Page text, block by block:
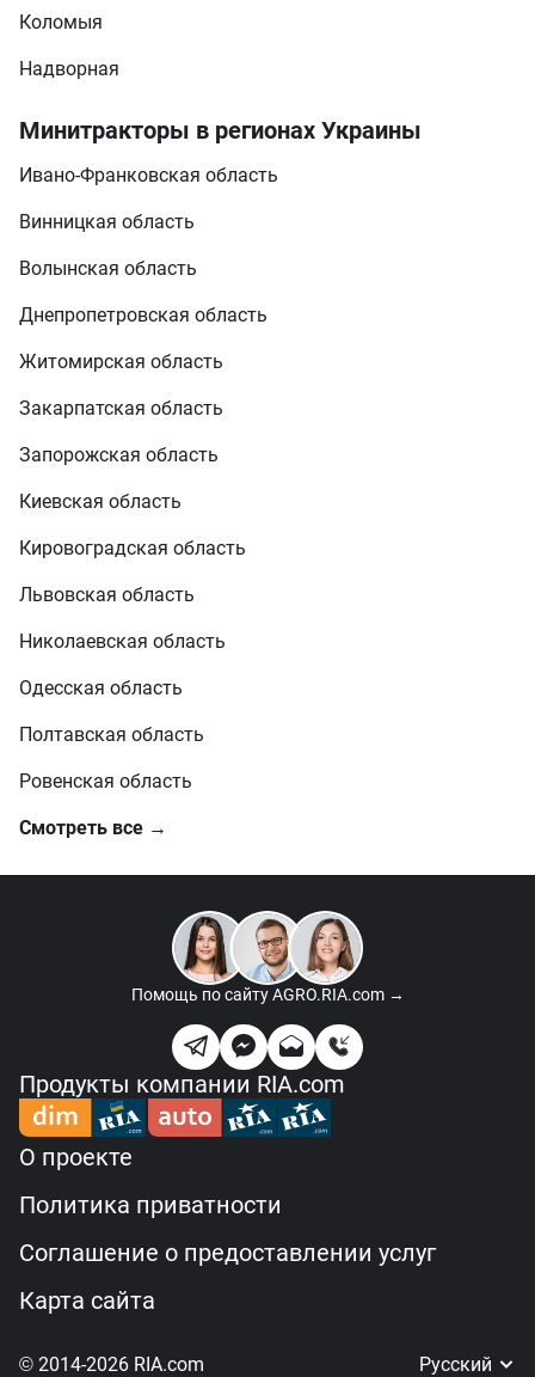
Коломыя
Надворная
Минитракторы в регионах Украины
Ивано-Франковская область
Винницкая область
Волынская область
Днепропетровская область
Житомирская область
Закарпатская область
Запорожская область
Киевская область
Кировоградская область
Львовская область
Николаевская область
Одесская область
Полтавская область
Ровенская область
Смотреть все →
Помощь по сайтуAGRO.RIA.com →
Продукты компании RIA.com
О проекте
Политика приватности
Соглашение о предоставлении услуг
Карта сайта
© 2014-2026 RIA.com Русский